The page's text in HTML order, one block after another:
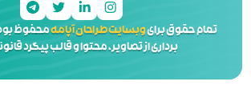
محفوظ بوده و هر گونه کپی
و قالب پیگرد قانونی دارد.